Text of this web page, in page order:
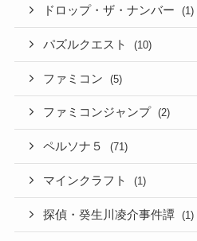
ドロップ・ザ・ナンバー (1)
パズルクエスト (10)
ファミコン (5)
ファミコンジャンプ (2)
ペルソナ５ (71)
マインクラフト (1)
探偵・癸生川凌介事件譚 (1)